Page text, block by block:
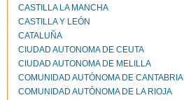
CASTILLA LA MANCHA
CASTILLA Y LEÓN
CATALUÑA
CIUDAD AUTONOMA DE CEUTA
CIUDAD AUTONOMA DE MELILLA
COMUNIDAD AUTÓNOMA DE CANTABRIA
COMUNIDAD AUTÓNOMA DE LA RIOJA